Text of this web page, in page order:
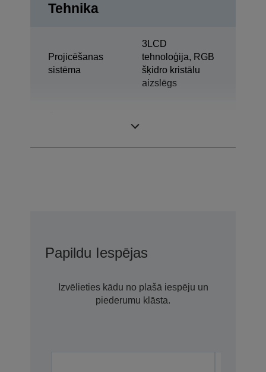
Tehnika
Projicēšanas
sistēma
3LCD
tehnoloģija, RGB
šķidro kristālu
aizslēgs
Papildu Iespējas
Izvēlieties kādu no plašā iespēju un
piederumu klāsta.